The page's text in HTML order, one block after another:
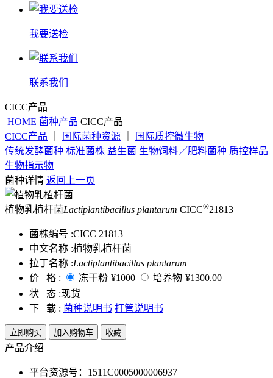
我要送检
联系我们
CICC产品
HOME 菌种产品 CICC产品
CICC产品
国际菌种资源
国际质控微生物
传统发酵菌种 标准菌株 益生菌 生物饲料／肥料菌种 质控样品
生物指示物
菌种详情 返回上一页
植物乳植杆菌Lactiplantibacillus plantarum CICC®21813
菌株编号 :CICC 21813
中文名称 :植物乳植杆菌
拉丁名称 :Lactiplantibacillus plantarum
价 格 :
冻干粉 ¥1000 培养物 ¥1300.00
状 态 :现货
下 载 : 菌种说明书 打管说明书
立即购买 加入购物车 收藏
产品介绍
平台资源号：1511C0005000006937